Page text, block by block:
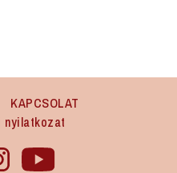
KAPCSOLAT
nyilatkozat